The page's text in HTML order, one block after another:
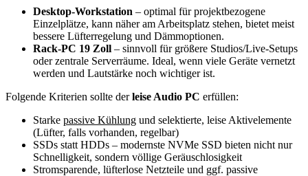
Desktop-Workstation – optimal für projektbezogene
Einzelplätze, kann näher am Arbeitsplatz stehen, bietet meist
bessere Lüfterregelung und Dämmoptionen.
Rack-PC 19 Zoll – sinnvoll für größere Studios/Live-Setups
oder zentrale Serverräume. Ideal, wenn viele Geräte vernetzt
werden und Lautstärke noch wichtiger ist.
Folgende Kriterien sollte derleise Audio PC erfüllen:
Starke passive Kühlung und selektierte, leise Aktivelemente
(Lüfter, falls vorhanden, regelbar)
SSDs statt HDDs – modernste NVMe SSD bieten nicht nur
Schnelligkeit, sondern völlige Geräuschlosigkeit
Stromsparende, lüfterlose Netzteile und ggf. passive